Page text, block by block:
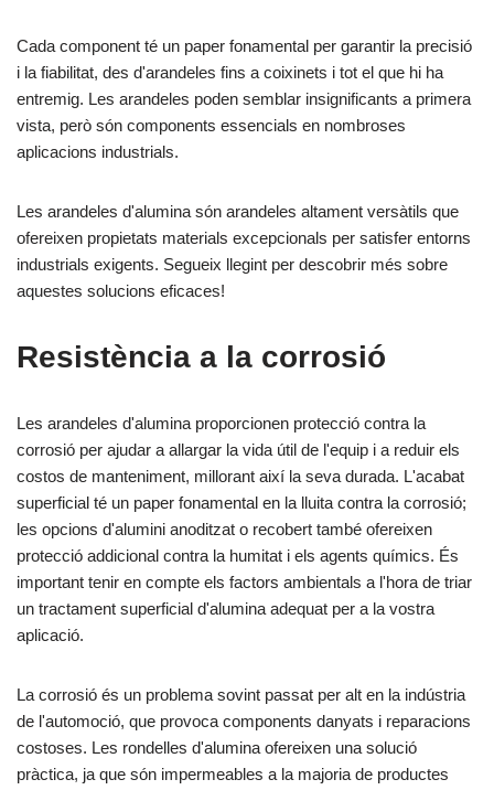
Cada component té un paper fonamental per garantir la precisió
i la fiabilitat, des d'arandeles fins a coixinets i tot el que hi ha
entremig. Les arandeles poden semblar insignificants a primera
vista, però són components essencials en nombroses
aplicacions industrials.
Les arandeles d'alumina són arandeles altament versàtils que
ofereixen propietats materials excepcionals per satisfer entorns
industrials exigents. Segueix llegint per descobrir més sobre
aquestes solucions eficaces!
Resistència a la corrosió
Les arandeles d'alumina proporcionen protecció contra la
corrosió per ajudar a allargar la vida útil de l'equip i a reduir els
costos de manteniment, millorant així la seva durada. L'acabat
superficial té un paper fonamental en la lluita contra la corrosió;
les opcions d'alumini anoditzat o recobert també ofereixen
protecció addicional contra la humitat i els agents químics. És
important tenir en compte els factors ambientals a l'hora de triar
un tractament superficial d'alumina adequat per a la vostra
aplicació.
La corrosió és un problema sovint passat per alt en la indústria
de l'automoció, que provoca components danyats i reparacions
costoses. Les rondelles d'alumina ofereixen una solució
pràctica, ja que són impermeables a la majoria de productes